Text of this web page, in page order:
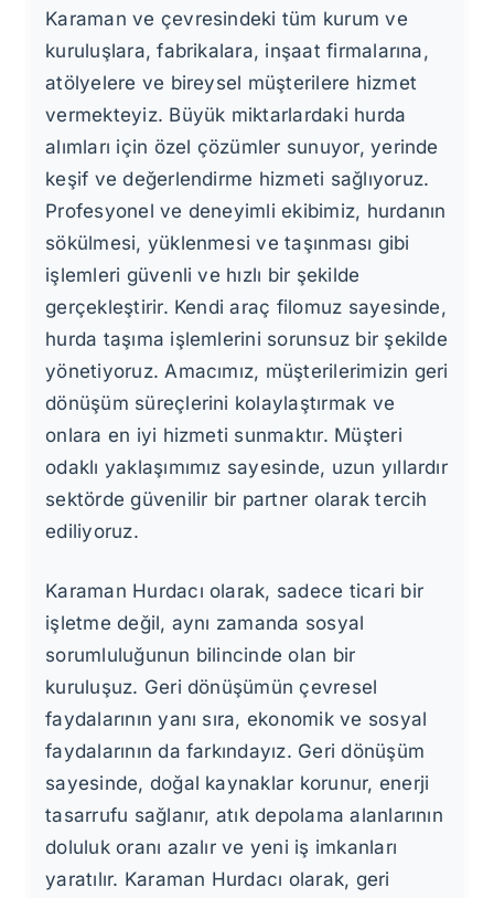
Karaman ve çevresindeki tüm kurum ve
kuruluşlara, fabrikalara, inşaat firmalarına,
atölyelere ve bireysel müşterilere hizmet
vermekteyiz. Büyük miktarlardaki hurda
alımları için özel çözümler sunuyor, yerinde
keşif ve değerlendirme hizmeti sağlıyoruz.
Profesyonel ve deneyimli ekibimiz, hurdanın
sökülmesi, yüklenmesi ve taşınması gibi
işlemleri güvenli ve hızlı bir şekilde
gerçekleştirir. Kendi araç filomuz sayesinde,
hurda taşıma işlemlerini sorunsuz bir şekilde
yönetiyoruz. Amacımız, müşterilerimizin geri
dönüşüm süreçlerini kolaylaştırmak ve
onlara en iyi hizmeti sunmaktır. Müşteri
odaklı yaklaşımımız sayesinde, uzun yıllardır
sektörde güvenilir bir partner olarak tercih
ediliyoruz.
Karaman Hurdacı olarak, sadece ticari bir
işletme değil, aynı zamanda sosyal
sorumluluğunun bilincinde olan bir
kuruluşuz. Geri dönüşümün çevresel
faydalarının yanı sıra, ekonomik ve sosyal
faydalarının da farkındayız. Geri dönüşüm
sayesinde, doğal kaynaklar korunur, enerji
tasarrufu sağlanır, atık depolama alanlarının
doluluk oranı azalır ve yeni iş imkanları
yaratılır. Karaman Hurdacı olarak, geri